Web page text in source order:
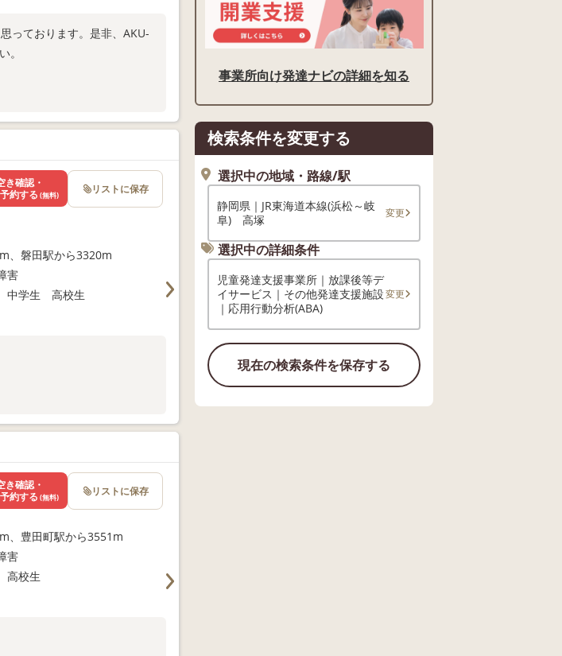
っております。是非、AKU-
。
、磐田駅から3320m
害
学生 高校生
き確認・
約する (無料) リストに保存
、豊田町駅から3551m
害
校生
き確認・
約する (無料) リストに保存
事業所向け発達ナビの詳細を知る
検索条件を変更する
選択中の地域・路線/駅
静岡県｜JR東海道本線(浜松～岐
阜) 高塚
変更
選択中の詳細条件
児童発達支援事業所｜放課後等デ
イサービス｜その他発達支援施設
｜応用行動分析(ABA)
変更
現在の検索条件を保存する